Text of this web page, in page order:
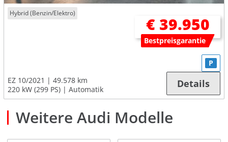
Hybrid (Benzin/Elektro)
€ 39.950
Bestpreisgarantie
EZ 10/2021
49.578 km
220 kW (299 PS)
Automatik
P
Details
Weitere Audi Modelle